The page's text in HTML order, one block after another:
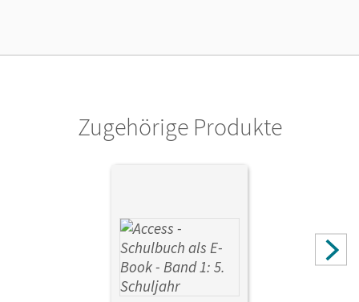
Unterrichtsmanagers solange das Lehrwerk erhältlich ist.
Zugehörige Produkte